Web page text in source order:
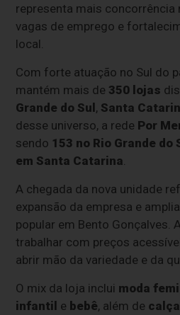
representa mais concorrência
vagas de emprego e
local.
Com forte atuação no Sul do
mantém mais de 350 lojas
Grande do Sul, Santa
desse universo, a rede Por
sendo 153 no Rio Grande do
em Santa Catarina
A chegada da nova unidade
expansão da empresa e
popular em Bento Gonçalves.
trabalhar com preços
abrir mão da variedade e da
O mix da loja inclui moda
infantil e bebê, além de